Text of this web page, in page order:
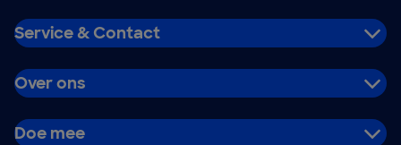
Service & Contact
Over ons
Doe mee